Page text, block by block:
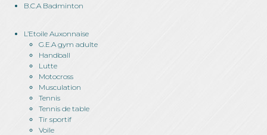
B.C.A Badminton
L’Etoile Auxonnaise
G.E.A gym adulte
Handball
Lutte
Motocross
Musculation
Tennis
Tennis de table
Tir sportif
Voile